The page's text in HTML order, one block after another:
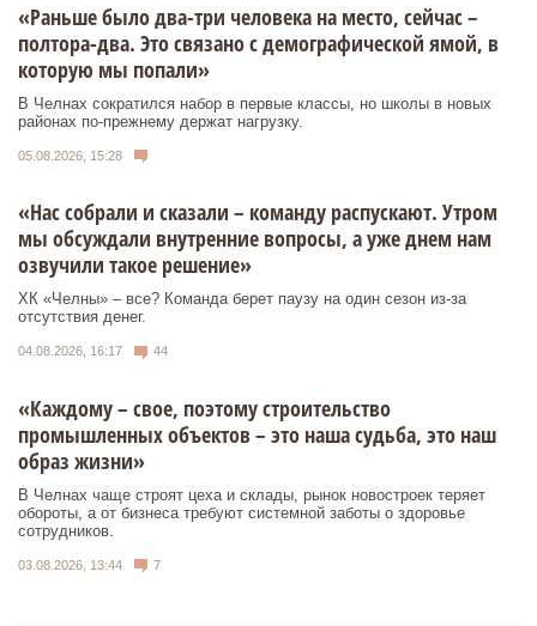
«Раньше было два-три человека на место, сейчас –
полтора-два. Это связано с демографической ямой, в
которую мы попали»
В Челнах сократился набор в первые классы, но школы в новых
районах по-прежнему держат нагрузку.
05.08.2026, 15:28
«Нас собрали и сказали – команду распускают. Утром
мы обсуждали внутренние вопросы, а уже днем нам
озвучили такое решение»
ХК «Челны» – все? Команда берет паузу на один сезон из-за
отсутствия денег.
04.08.2026, 16:17 44
«Каждому – свое, поэтому строительство
промышленных объектов – это наша судьба, это наш
образ жизни»
В Челнах чаще строят цеха и склады, рынок новостроек теряет
обороты, а от бизнеса требуют системной заботы о здоровье
сотрудников.
03.08.2026, 13:44 7